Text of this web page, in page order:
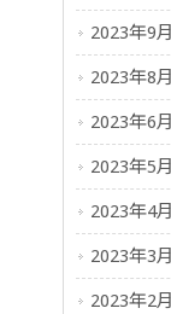
2023年9月
2023年8月
2023年6月
2023年5月
2023年4月
2023年3月
2023年2月